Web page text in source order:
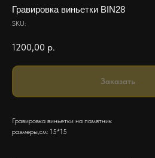
Гравировка виньетки BIN28
SKU:
1200,00 р.
Заказать
Гравировка виньетки на памятник
размеры,см: 15*15